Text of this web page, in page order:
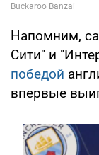
Напомним,
Сити" и
победой
впервые